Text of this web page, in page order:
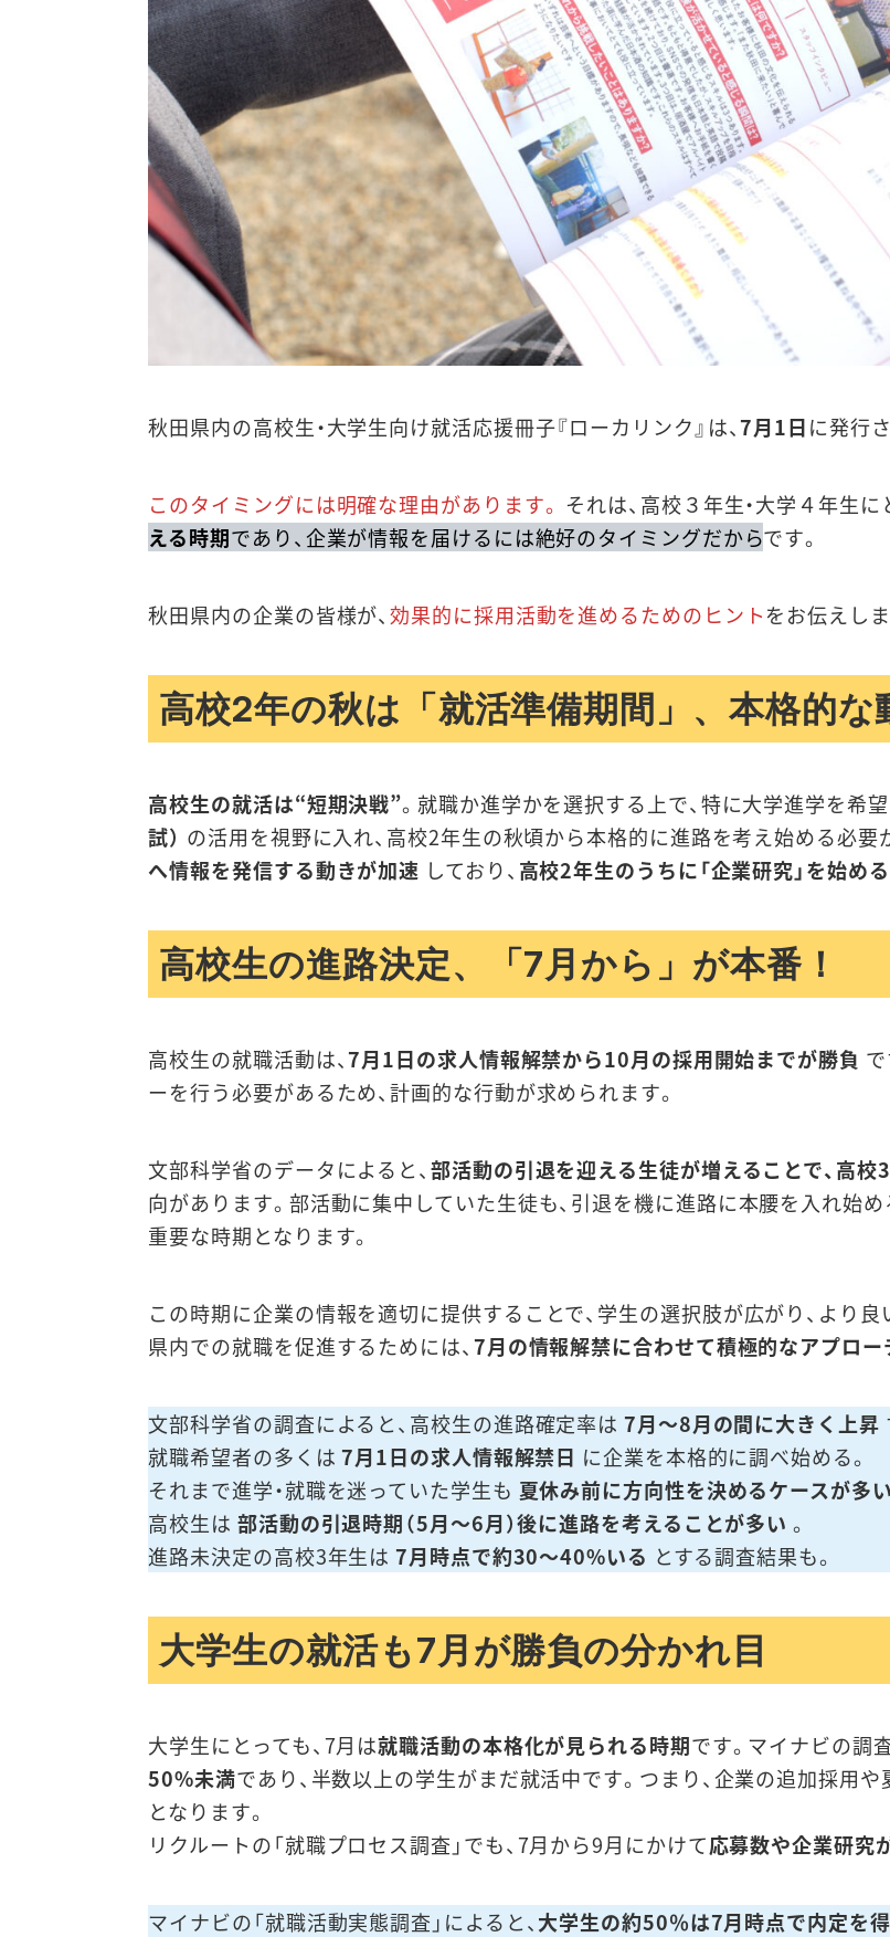
秋田県内の高校生・大学生向け就活応援冊子『ローカリンク』は、 7月1日に発行
このタイミングには明確な理由があります。 それは、高校３年生・大学４年生に
える時期であり、企業が情報を届けるには絶好のタイミングだからです。
秋田県内の企業の皆様が、効果的に採用活動を進めるためのヒントをお伝えしま
高校2年の秋は「就活準備期間」、本格的な
高校生の就活は“短期決戦”。就職か進学かを選択する上で、特に大学進学を希
試） の活用を視野に入れ、高校2年生の秋頃から本格的に進路を考え始める必要
へ情報を発信する動きが加速 しており、 高校2年生のうちに「企業研究」を始め
高校生の進路決定、「7月から」が本番！
高校生の就職活動は、 7月1日の求人情報解禁から10月の採用開始までが勝負
ーを行う必要があるため、計画的な行動が求められます。
文部科学省のデータによると、部活動の引退を迎える生徒が増えることで、高
向があります。部活動に集中していた生徒も、引退を機に進路に本腰を入れ始
重要な時期となります。
この時期に企業の情報を適切に提供することで、学生の選択肢が広がり、より
県内での就職を促進するためには、 7月の情報解禁に合わせて積極的なアプロ
文部科学省の調査によると、高校生の進路確定率は 7月～8月の間に大きく上昇
就職希望者の多くは 7月1日の求人情報解禁日 に企業を本格的に調べ始める。
それまで進学・就職を迷っていた学生も 夏休み前に方向性を決めるケースが多い
高校生は 部活動の引退時期（5月～6月）後に進路を考えることが多い 。
進路未決定の高校3年生は 7月時点で約30～40%いる とする調査結果も。
大学生の就活も7月が勝負の分かれ目
大学生にとっても、7月は就職活動の本格化が見られる時期です。マイナビの調
50%未満であり、半数以上の学生がまだ就活中です。つまり、企業の追加採用
となります。
リクルートの「就職プロセス調査」でも、7月から9月にかけて応募数や企業研究
マイナビの「就職活動実態調査」によると、 大学生の約50％は7月時点で内定を